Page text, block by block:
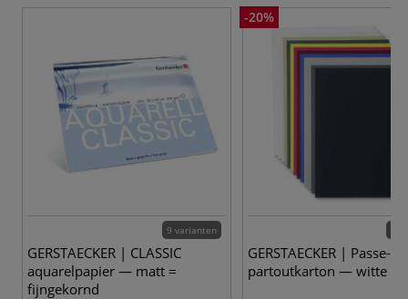
9 varianten
GERSTAECKER | CLASSIC
aquarelpapier — matt =
fijngekornd
-20%
GERSTAECKER | Passe-
partoutkarton — witte